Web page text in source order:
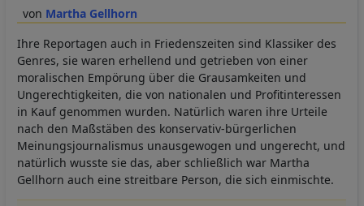
Martha Gellhorn
Ihre Reportagen auch in Friedenszeiten sind Klassiker des
Genres, sie waren erhellend und getrieben von einer
moralischen Empörung über die Grausamkeiten und
Ungerechtigkeiten, die von nationalen und Profitinteressen
in Kauf genommen wurden. Natürlich waren ihre Urteile
nach den Maßstäben des konservativ-bürgerlichen
Meinungsjournalismus unausgewogen und ungerecht, und
natürlich wusste sie das, aber schließlich war Martha
Gellhorn auch eine streitbare Person, die sich einmischte.